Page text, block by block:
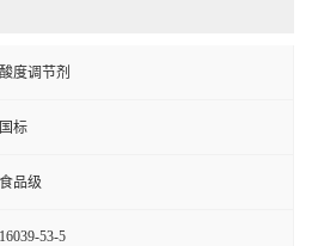
酸度调节剂
国标
食品级
16039-53-5